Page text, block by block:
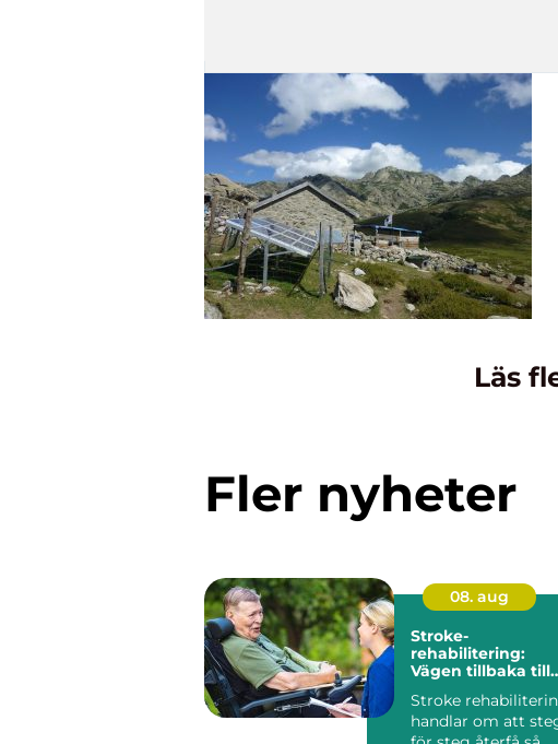
Läs
Fler nyheter
08. aug
Stroke-
rehabilitering:
Vägen tillbaka till
Stroke
handlar om att